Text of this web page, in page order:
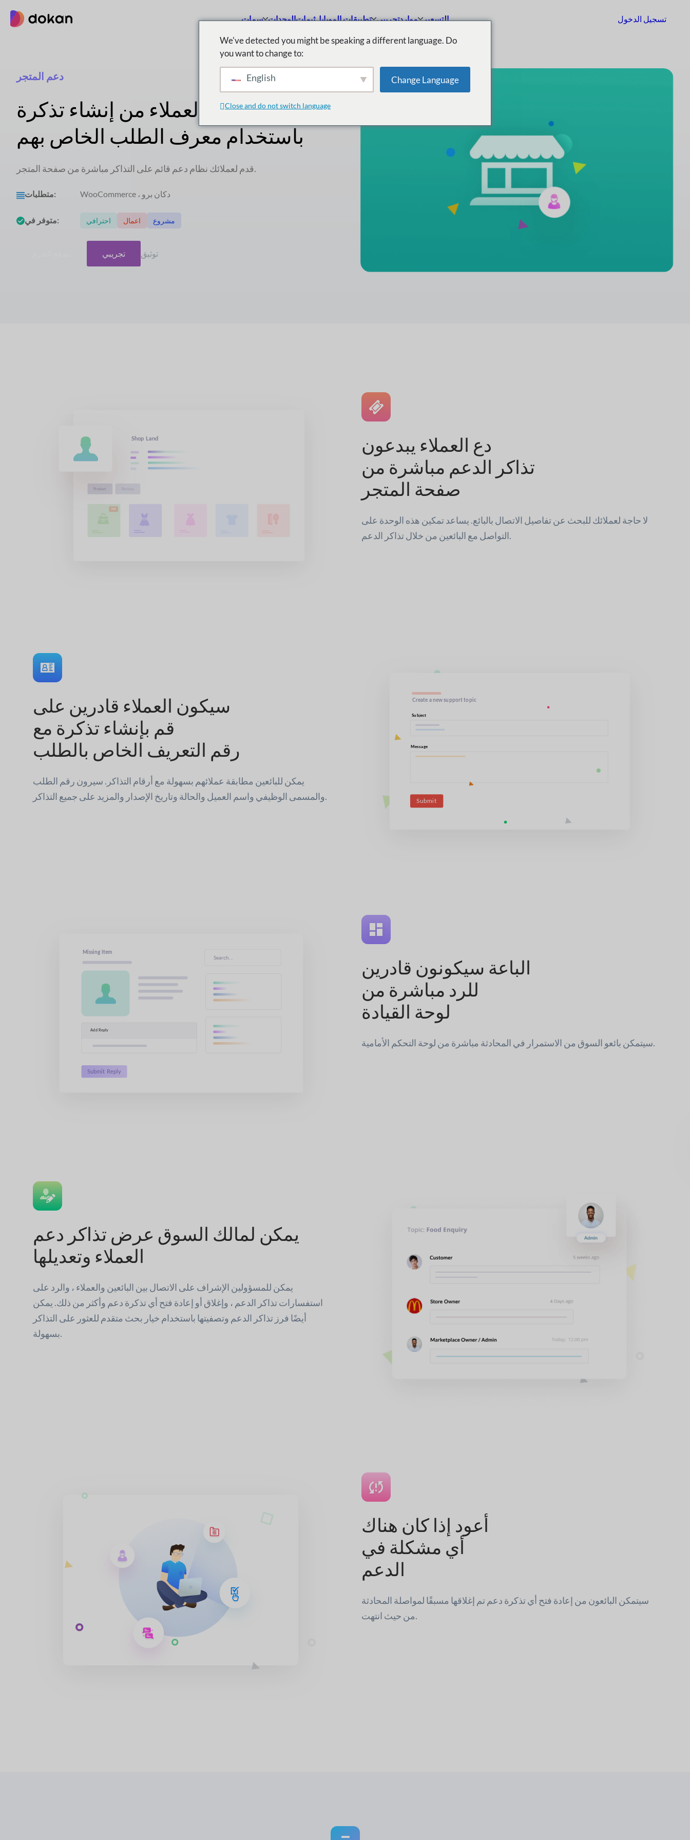
إلى
سمات الوحداتثيماتتطبيقات الموبايل تجريبيموارد التسعير تسجيل الدخول
دعم المتجر
سيتمكن العملاء من إنشاء تذكرة
باستخدام معرف الطلب الخاص بهم
قدم لعملائك نظام دعم قائم على التذاكر مباشرة من صفحة المتجر.
متطلبات: WooCommerce ، دكان برو
متوفر في: احترافي اعمال مشروع
تجريبي توثيق
دع العملاء يبدعون
تذاكر الدعم مباشرة من
صفحة المتجر
لا حاجة لعملائك للبحث عن تفاصيل الاتصال بالبائع. يساعد تمكين هذه الوحدة على
التواصل مع البائعين من خلال تذاكر الدعم.
سيكون العملاء قادرين على
قم بإنشاء تذكرة مع
رقم التعريف الخاص بالطلب
يمكن للبائعين مطابقة عملائهم بسهولة مع أرقام التذاكر. سيرون رقم الطلب
والمسمى الوظيفي واسم العميل والحالة وتاريخ الإصدار والمزيد على جميع التذاكر.
الباعة سيكونون قادرين
للرد مباشرة من
لوحة القيادة
سيتمكن بائعو السوق من الاستمرار في المحادثة مباشرة من لوحة التحكم الأمامية.
يمكن لمالك السوق عرض تذاكر دعم
العملاء وتعديلها
يمكن للمسؤولين الإشراف على الاتصال بين البائعين والعملاء ، والرد على
استفسارات تذاكر الدعم ، وإغلاق أو إعادة فتح أي تذكرة دعم وأكثر من ذلك. يمكن
أيضًا فرز تذاكر الدعم وتصفيتها باستخدام خيار بحث متقدم للعثور على التذاكر
بسهولة.
أعود إذا كان هناك
أي مشكلة في
الدعم
سيتمكن البائعون من إعادة فتح أي تذكرة دعم تم إغلاقها مسبقًا لمواصلة المحادثة
من حيث انتهت.
We've detected you might be speaking a different language. Do
you want to change to:
English Change Language
Close and do not switch language